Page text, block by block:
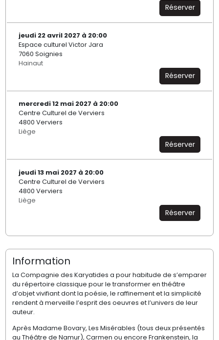
Réserver
jeudi 22 avril 2027 à 20:00
Espace culturel Victor Jara
7060 Soignies
Hainaut
Réserver
mercredi 12 mai 2027 à 20:00
Centre Culturel de Verviers
4800 Verviers
Liège
Réserver
jeudi 13 mai 2027 à 20:00
Centre Culturel de Verviers
4800 Verviers
Liège
Réserver
Information
La Compagnie des Karyatides a pour habitude de s’emparer
du répertoire classique pour le transformer en théâtre
d’objet vivifiant dont la poésie, le raffinement et la simplicité
rendent à merveille l’esprit des oeuvres et l’univers de leur
auteur.
Après Madame Bovary, Les Misérables (tous deux présentés
au Théâtre de Namur), Carmen ou encore Frankenstein, la